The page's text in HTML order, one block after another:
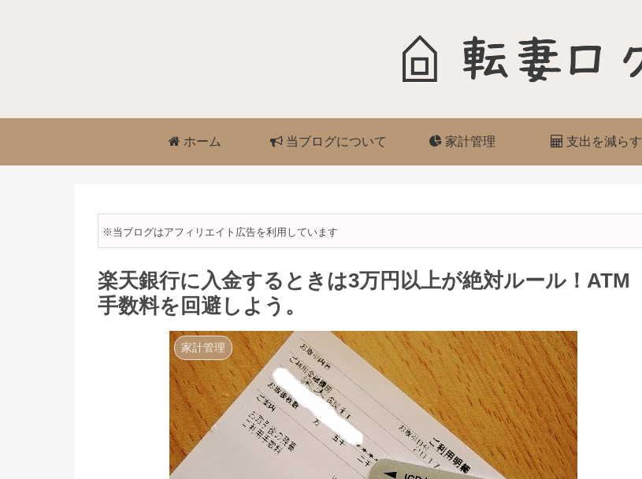
ホーム 当ブログについて 家計管理 支出を減らす
※当ブログはアフィリエイト広告を利用しています
楽天銀行に入金するときは3万円以上が絶対ルール！ATM
手数料を回避しよう。
家計管理